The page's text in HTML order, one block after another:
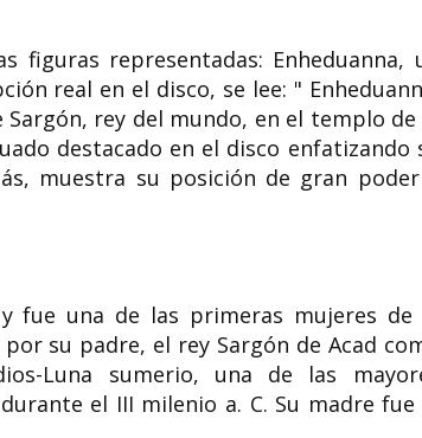
figuras representadas: Enheduanna,
real en el disco, se lee: "
rey del mundo, en el templo de
destacado en el disco enfatizando
muestra su posición de gran
fue una de las primeras mujeres de
su padre, el rey Sargón de Acad
Luna sumerio, una de las
el III milenio a. C. Su madre fue